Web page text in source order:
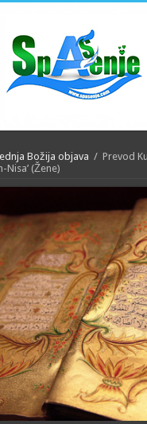
Božija objava / Prevod
(Žene)